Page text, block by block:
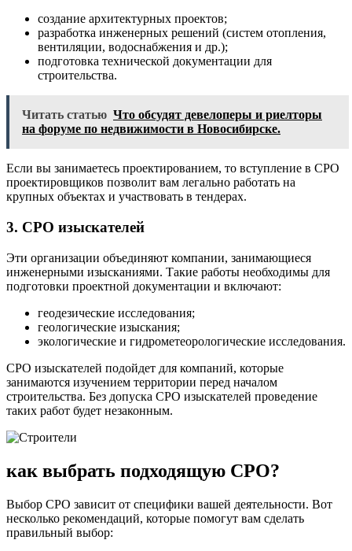
создание архитектурных проектов;
разработка инженерных решений (систем отопления,
вентиляции, водоснабжения и др.);
подготовка технической документации для
строительства.
Читать статью Что обсудят девелоперы и риелторы
на форуме по недвижимости в Новосибирске.
Если вы занимаетесь проектированием, то вступление в СРО
проектировщиков позволит вам легально работать на
крупных объектах и участвовать в тендерах.
3. СРО изыскателей
Эти организации объединяют компании, занимающиеся
инженерными изысканиями. Такие работы необходимы для
подготовки проектной документации и включают:
геодезические исследования;
геологические изыскания;
экологические и гидрометеорологические исследования.
СРО изыскателей подойдет для компаний, которые
занимаются изучением территории перед началом
строительства. Без допуска СРО изыскателей проведение
таких работ будет незаконным.
как выбрать подходящую СРО?
Выбор СРО зависит от специфики вашей деятельности. Вот
несколько рекомендаций, которые помогут вам сделать
правильный выбор: